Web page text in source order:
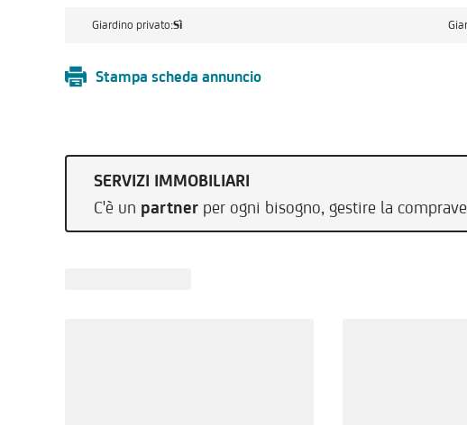
Giardino privato:Sì
Stampa scheda annuncio
SERVIZI IMMOBILIARI
C'è un partner per ogni bisogno, gestire la